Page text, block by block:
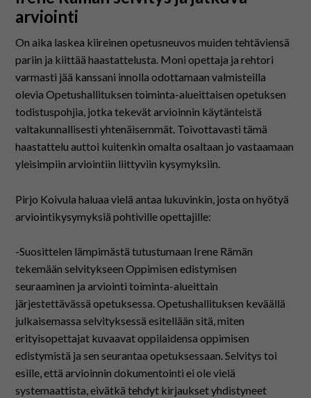
arviointi
On aika laskea kiireinen opetusneuvos muiden tehtäviensä
pariin ja kiittää haastattelusta. Moni opettaja ja rehtori
varmasti jää kanssani innolla odottamaan valmisteilla
olevia Opetushallituksen toiminta-alueittaisen opetuksen
todistuspohjia, jotka tekevät arvioinnin käytänteistä
valtakunnallisesti yhtenäisemmät. Toivottavasti tämä
haastattelu auttoi kuitenkin omalta osaltaan jo vastaamaan
yleisimpiin arviointiin liittyviin kysymyksiin.
Pirjo Koivula haluaa vielä antaa lukuvinkin, josta on hyötyä
arviointikysymyksiä pohtiville opettajille:
-Suosittelen lämpimästä tutustumaan Irene Rämän
tekemään selvitykseen Oppimisen edistymisen
seuraaminen ja arviointi toiminta-alueittain
järjestettävässä opetuksessa. Opetushallituksen keväällä
julkaisemassa selvityksessä esitellään sitä, miten
erityisopettajat kuvaavat oppilaidensa oppimisen
edistymistä ja sen seurantaa opetuksessaan. Selvitys toi
esille, että arvioinnin dokumentointi ei ole vielä
systemaattista, eivätkä tehdyt kirjaukset yhdistyneet